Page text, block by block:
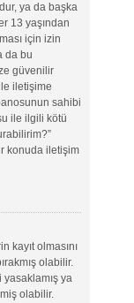
ya da başka
13 yaşından
için izin
da bu
güvenilir
iletişime
sahibi
ile ilgili kötü
konuda iletişim
kayıt olmasını
olabilir.
ya
olabilir.